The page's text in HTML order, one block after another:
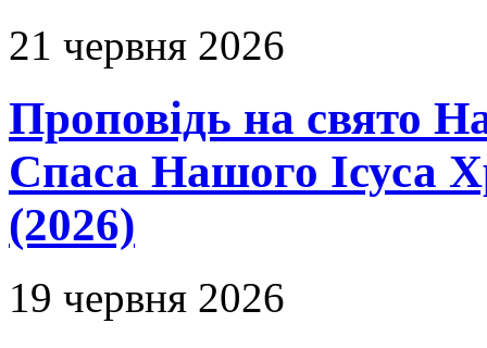
21 червня 2026
Проповідь на свято
Спаса Нашого Ісуса
(2026)
19 червня 2026